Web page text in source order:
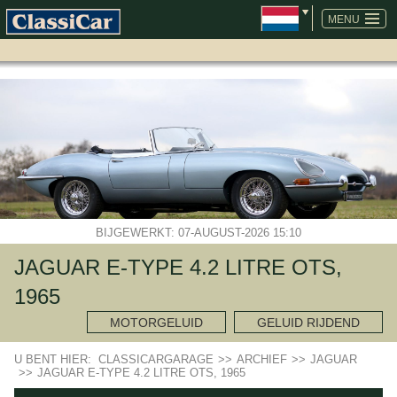
MENU
NAVIGATIE
OVERSLAAN
BIJGEWERKT: 07-AUGUST-2026 15:10
JAGUAR E-TYPE 4.2 LITRE OTS,
1965
MOTORGELUID GELUID RIJDEND
U BENT HIER: CLASSICARGARAGE >> ARCHIEF >> JAGUAR
>> JAGUAR E-TYPE 4.2 LITRE OTS, 1965